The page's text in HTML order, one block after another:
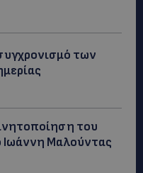
των
του
Ιωάννη Μαλούντας